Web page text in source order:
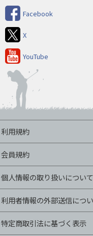
Facebook
X
YouTube
利用規約
会員規約
個人情報の取り扱いについて
利用者情報の外部送信につ
特定商取引法に基づく表示